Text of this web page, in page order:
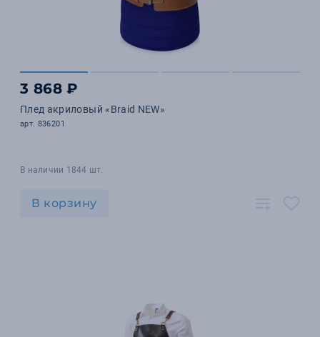
3 868 ₽
Плед акриловый «Braid NEW»
арт. 836201
В наличии 1844 шт.
В корзину